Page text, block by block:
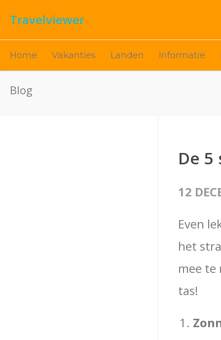
Travelviewer
Home Vakanties Landen Informatie
Blog
De
12
Even
het
mee te
tas!